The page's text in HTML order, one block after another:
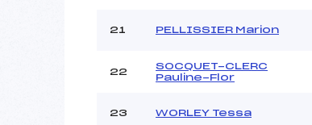
21 PELLISSIER Marion
22
SOCQUET-CLERC
Pauline-Flor
23 WORLEY Tessa